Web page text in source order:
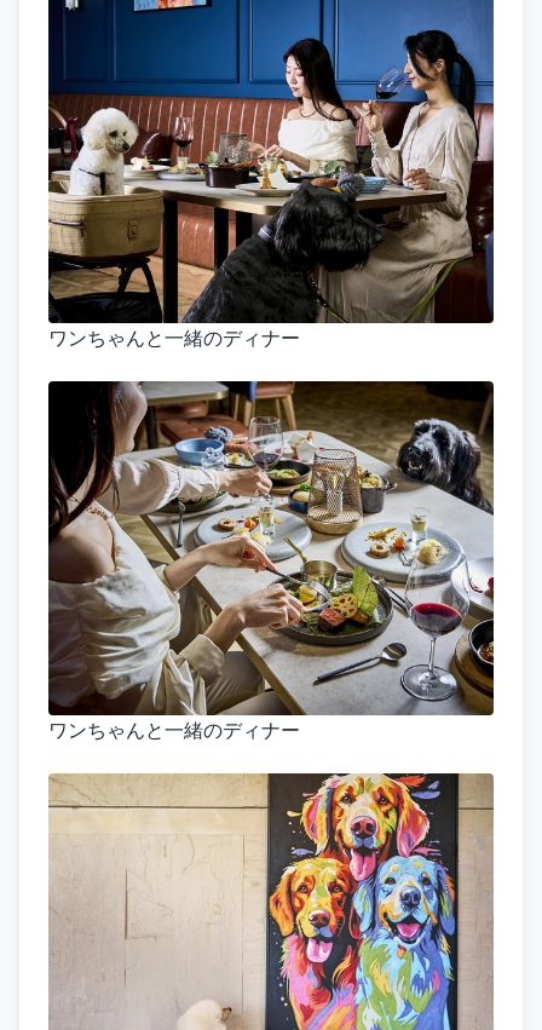
ワンちゃんと一緒のディナー
ワンちゃんと一緒のディナー